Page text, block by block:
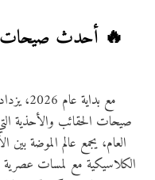
مع
صيحات الحقائب والأحذية
العام، يجمع عالم الموضة
الكلاسيكية مع لمسات عصرية